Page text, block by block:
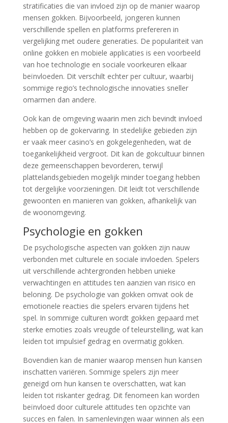
stratificaties die van invloed zijn op de manier waarop
mensen gokken. Bijvoorbeeld, jongeren kunnen
verschillende spellen en platforms prefereren in
vergelijking met oudere generaties. De populariteit van
online gokken en mobiele applicaties is een voorbeeld
van hoe technologie en sociale voorkeuren elkaar
beïnvloeden. Dit verschilt echter per cultuur, waarbij
sommige regio’s technologische innovaties sneller
omarmen dan andere.
Ook kan de omgeving waarin men zich bevindt invloed
hebben op de gokervaring. In stedelijke gebieden zijn
er vaak meer casino’s en gokgelegenheden, wat de
toegankelijkheid vergroot. Dit kan de gokcultuur binnen
deze gemeenschappen bevorderen, terwijl
plattelandsgebieden mogelijk minder toegang hebben
tot dergelijke voorzieningen. Dit leidt tot verschillende
gewoonten en manieren van gokken, afhankelijk van
de woonomgeving.
Psychologie en gokken
De psychologische aspecten van gokken zijn nauw
verbonden met culturele en sociale invloeden. Spelers
uit verschillende achtergronden hebben unieke
verwachtingen en attitudes ten aanzien van risico en
beloning. De psychologie van gokken omvat ook de
emotionele reacties die spelers ervaren tijdens het
spel. In sommige culturen wordt gokken gepaard met
sterke emoties zoals vreugde of teleurstelling, wat kan
leiden tot impulsief gedrag en overmatig gokken.
Bovendien kan de manier waarop mensen hun kansen
inschatten variëren. Sommige spelers zijn meer
geneigd om hun kansen te overschatten, wat kan
leiden tot riskanter gedrag. Dit fenomeen kan worden
beïnvloed door culturele attitudes ten opzichte van
succes en falen. In samenlevingen waar winnen als een